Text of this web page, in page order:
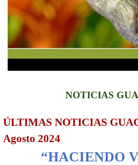
NOTICIAS
ÚLTIMAS NOTICIAS
Agosto 2024
“HACIENDO